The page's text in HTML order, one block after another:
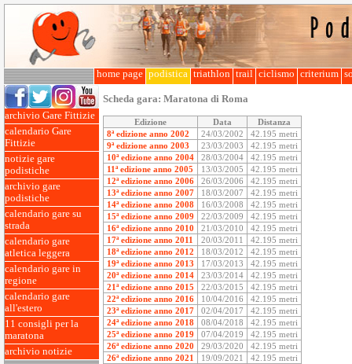
home page podistica triathlon trail ciclismo criterium
archivio Gare Fittizie
calendario Gare
Fittizie
notizie gare
podistiche
archivio gare
podistiche
calendario gare su
strada
calendario gare
atletica leggera
calendario gare in
regione
calendario gare
all'estero
11 consigli per la
maratona
archivio notizie
Scheda gara: Maratona di Roma
Edizione Data
Distanza
8ª edizione anno 2002
24/03/2002
42.195 metri
9ª edizione anno 2003
23/03/2003
42.195 metri
10ª edizione anno 2004
28/03/2004
42.195 metri
11ª edizione anno 2005
13/03/2005
42.195 metri
12ª edizione anno 2006
26/03/2006
42.195 metri
13ª edizione anno 2007
18/03/2007
42.195 metri
14ª edizione anno 2008
16/03/2008
42.195 metri
15ª edizione anno 2009
22/03/2009
42.195 metri
16ª edizione anno 2010
21/03/2010
42.195 metri
17ª edizione anno 2011
20/03/2011
42.195 metri
18ª edizione anno 2012
18/03/2012
42.195 metri
19ª edizione anno 2013
17/03/2013
42.195 metri
20ª edizione anno 2014
23/03/2014
42.195 metri
21ª edizione anno 2015
22/03/2015
42.195 metri
22ª edizione anno 2016
10/04/2016
42.195 metri
23ª edizione anno 2017
02/04/2017
42.195 metri
24ª edizione anno 2018
08/04/2018
42.195 metri
25ª edizione anno 2019
07/04/2019
42.195 metri
26ª edizione anno 2020
29/03/2020
42.195 metri
26ª edizione anno 2021
19/09/2021
42.195 metri